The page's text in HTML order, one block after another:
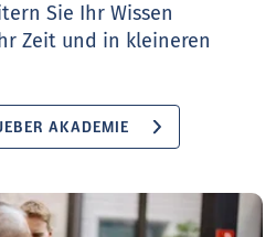
Sie Ihr Wissen
Zeit und in kleineren
AKADEMIE